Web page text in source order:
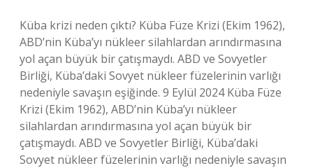
Küba krizi neden çıktı? Küba Füze Krizi (Ekim 1962),
ABD’nin Küba’yı nükleer silahlardan arındırmasına
yol açan büyük bir çatışmaydı. ABD ve Sovyetler
Birliği, Küba’daki Sovyet nükleer füzelerinin varlığı
nedeniyle savaşın eşiğinde. 9 Eylül 2024 Küba Füze
Krizi (Ekim 1962), ABD’nin Küba’yı nükleer
silahlardan arındırmasına yol açan büyük bir
çatışmaydı. ABD ve Sovyetler Birliği, Küba’daki
Sovyet nükleer füzelerinin varlığı nedeniyle savaşın